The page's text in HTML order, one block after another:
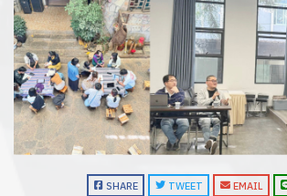
SHARE TWEET EMAIL